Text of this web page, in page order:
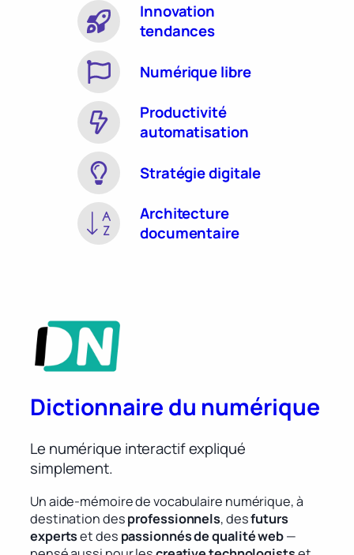
Innovation
tendances
Numérique libre
Productivité
automatisation
Stratégie digitale
Architecture
documentaire
Dictionnaire du numérique
Le numérique interactif expliqué
simplement.
Un aide-mémoire de vocabulaire numérique, à
destination desprofessionnels, desfuturs
expertset des passionnés de qualité web—